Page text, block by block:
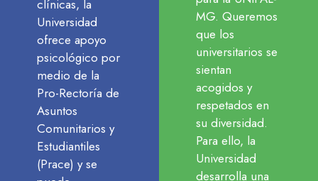
clínicas, la
Universidad
ofrece apoyo
psicológico por
medio de la
Pro-Rectoría de
Asuntos
Comunitarios y
Estudiantiles
(Prace) y se
MG. Queremos
que los
universitarios se
sientan
acogidos y
respetados en
su diversidad.
Para ello, la
Universidad
desarrolla una